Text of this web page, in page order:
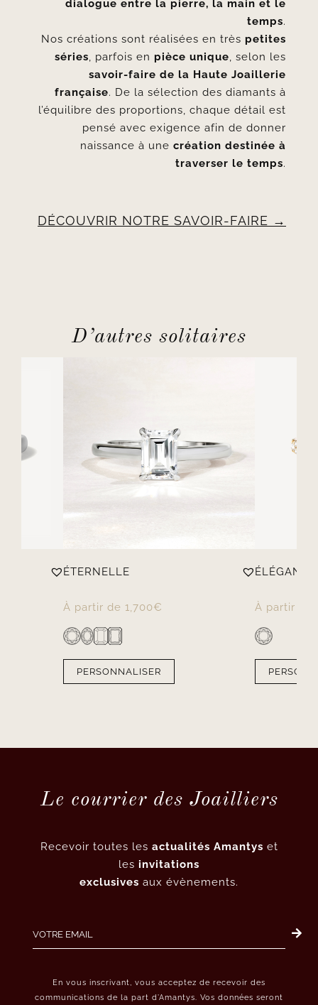
dialogue entre la pierre, la main et le
temps.
Nos créations sont réalisées en très petites
séries, parfois en pièce unique, selon les
savoir-faire de la Haute Joaillerie
française. De la sélection des diamants à
l’équilibre des proportions, chaque détail est
pensé avec exigence afin de donner
naissance à unecréation destinée à
traverser le temps.
DÉCOUVRIR NOTRE SAVOIR-FAIRE
D’autres solitaires
ÉTERNELLE
À partir de 1,700€
PERSONNALISER
ÉLÉGANTE
À partir de
Le courrier des Joailliers
Recevoir toutes les actualités Amantys et
les invitations
exclusives aux évènements.
En vous inscrivant, vous acceptez de recevoir des
communications de la part d’Amantys. Vos données seront